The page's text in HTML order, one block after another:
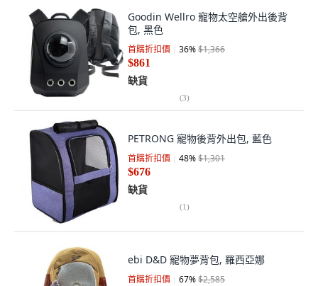
Goodin Wellro 寵物太空艙外出後背
包, 黑色
首購折扣價 36%$1,366
$861
缺貨
(3)
PETRONG 寵物後背外出包, 藍色
首購折扣價 48%$1,301
$676
缺貨
(1)
ebi D&D 寵物夢背包, 羅西亞娜
首購折扣價 67%$2,585